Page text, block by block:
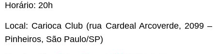
Horário: 20h
Local: Carioca Club (rua Cardeal Arcoverde, 2099 –
Pinheiros, São Paulo/SP)